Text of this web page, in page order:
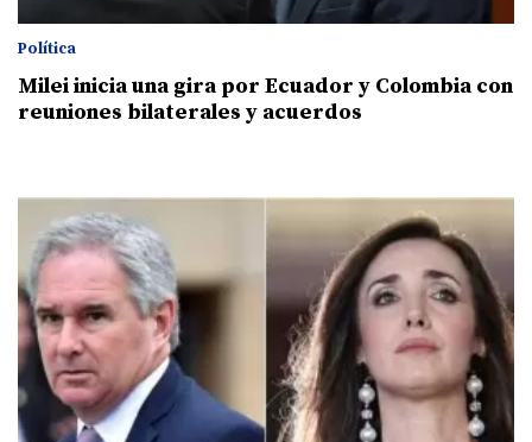
Política
Milei inicia una gira por Ecuador y Colombia con
reuniones bilaterales y acuerdos